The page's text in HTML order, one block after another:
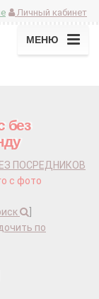
Личный кабинет
МЕНЮ
без
ПОСРЕДНИКОВ
с фото
по